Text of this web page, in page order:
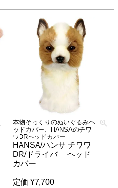
本物そっくりのぬいぐるみヘ
ッドカバー、HANSAのチワ
ワDRヘッドカバー
HANSA/ハンサ チワワ
DR/ドライバー ヘッド
カバー
定価 ¥7,700